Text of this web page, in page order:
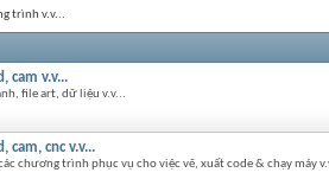
trình v.v...
cam v.v...
file art, dữ liệu v.v...
cam, cnc v.v...
chương trình phục vụ cho việc vẽ, xuất code & chạy máy